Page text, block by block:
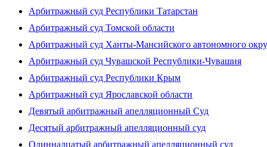
Арбитражный суд Республики Татарстан
Арбитражный суд Томской области
Арбитражный суд Ханты-Мансийского автономного
Арбитражный суд Чувашской Республики-Чувашия
Арбитражный суд Республики Крым
Арбитражный суд Ярославской области
Девятый арбитражный апелляционный Суд
Десятый арбитражный апелляционный суд
Одиннадцатый арбитражный апелляционный суд